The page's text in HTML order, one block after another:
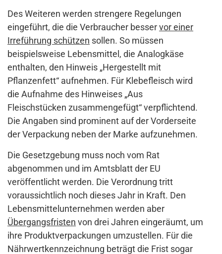
Des Weiteren werden strengere Regelungen
eingeführt, die die Verbraucher besservor einer
Irreführung schützen sollen. So müssen
beispielsweise Lebensmittel, die Analogkäse
enthalten, den Hinweis „Hergestellt mit
Pflanzenfett“ aufnehmen. Für Klebefleisch wird
die Aufnahme des Hinweises „Aus
Fleischstücken zusammengefügt“ verpflichtend.
Die Angaben sind prominent auf der Vorderseite
der Verpackung neben der Marke aufzunehmen.
Die Gesetzgebung muss noch vom Rat
abgenommen und im Amtsblatt der EU
veröffentlicht werden. Die Verordnung tritt
voraussichtlich noch dieses Jahr in Kraft. Den
Lebensmittelunternehmen werden aber
Übergangsfristen von drei Jahren eingeräumt, um
ihre Produktverpackungen umzustellen. Für die
Nährwertkennzeichnung beträgt die Frist sogar